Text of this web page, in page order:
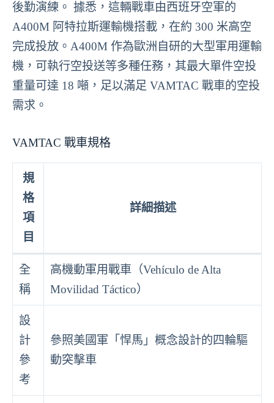
後勤演練。 據悉，這輛戰車由西班牙空軍的
A400M 阿特拉斯運輸機搭載，在約 300 米高空
完成投放。A400M 作為歐洲自研的大型軍用運輸
機，可執行空投送等多種任務，其最大單件空投
重量可達 18 噸，足以滿足 VAMTAC 戰車的空投
需求。
VAMTAC 戰車規格
規
格
項
目
詳細描述
全
稱
高機動軍用戰車（Vehículo de Alta
Movilidad Táctico）
設
計
參
考
參照美國軍「悍馬」概念設計的四輪驅
動突擊車